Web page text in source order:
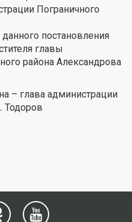
Пограничного
постановления
главы
района Александрова
– глава администрации
Тодоров